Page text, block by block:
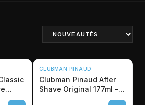
CLUBMAN PINAUD
Clubman Pinaud After
Shave Original 177ml -